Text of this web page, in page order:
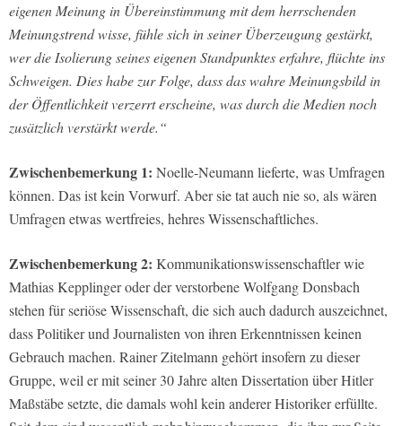
eigenen Meinung in Übereinstimmung mit dem herrschenden
Meinungstrend wisse, fühle sich in seiner Überzeugung gestärkt,
wer die Isolierung seines eigenen Standpunktes erfahre, flüchte ins
Schweigen. Dies habe zur Folge, dass das wahre Meinungsbild in
der Öffentlichkeit verzerrt erscheine, was durch die Medien noch
zusätzlich verstärkt werde.“
Zwischenbemerkung 1: Noelle-Neumann lieferte, was Umfragen
können. Das ist kein Vorwurf. Aber sie tat auch nie so, als wären
Umfragen etwas wertfreies, hehres Wissenschaftliches.
Zwischenbemerkung 2: Kommunikationswissenschaftler wie
Mathias Kepplinger oder der verstorbene Wolfgang Donsbach
stehen für seriöse Wissenschaft, die sich auch dadurch auszeichnet,
dass Politiker und Journalisten von ihren Erkenntnissen keinen
Gebrauch machen. Rainer Zitelmann gehört insofern zu dieser
Gruppe, weil er mit seiner 30 Jahre alten Dissertation über Hitler
Maßstäbe setzte, die damals wohl kein anderer Historiker erfüllte.